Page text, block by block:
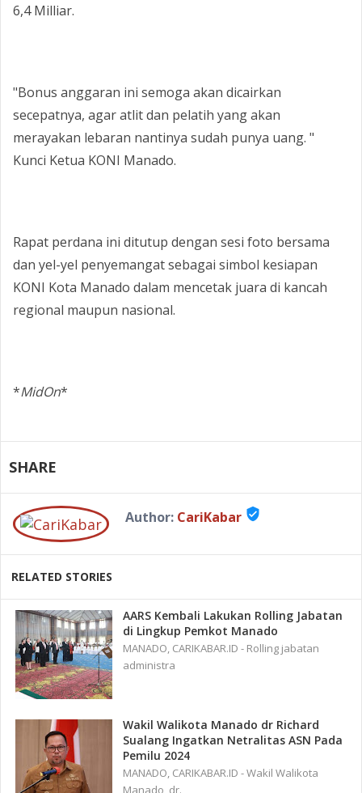
6,4 Milliar.
‎"Bonus anggaran ini semoga akan dicairkan
secepatnya, agar atlit dan pelatih yang akan
merayakan lebaran nantinya sudah punya uang. "
Kunci Ketua KONI Manado.
‎​Rapat perdana ini ditutup dengan sesi foto bersama
dan yel-yel penyemangat sebagai simbol kesiapan
KONI Kota Manado dalam mencetak juara di kancah
regional maupun nasional.
‎*MidOn*
SHARE
Author: CariKabar verified_user
RELATED STORIES
AARS Kembali Lakukan Rolling Jabatan
di Lingkup Pemkot Manado
MANADO, CARIKABAR.ID - Rolling jabatan
administra
Wakil Walikota Manado dr Richard
Sualang Ingatkan Netralitas ASN Pada
Pemilu 2024
MANADO, CARIKABAR.ID - Wakil Walikota
Manado, dr.